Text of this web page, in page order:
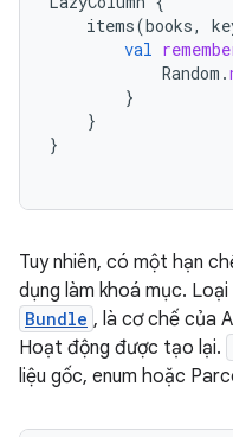
items(books,
val
Random .
}
}
}
Tuy nhiên, có một hạn
dụng làm khoá mục.
Bundle , là cơ chế của
Hoạt động được tạo lại.
liệu gốc, enum hoặc